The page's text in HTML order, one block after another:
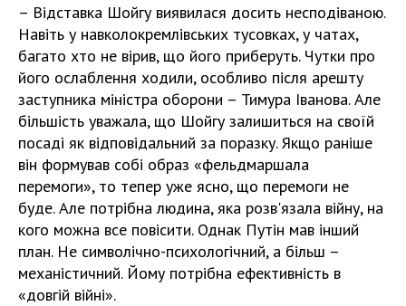
– Відставка Шойгу виявилася досить несподіваною.
Навіть у навколокремлівських тусовках, у чатах,
багато хто не вірив, що його приберуть. Чутки про
його ослаблення ходили, особливо після арешту
заступника міністра оборони – Тимура Іванова. Але
більшість уважала, що Шойгу залишиться на своїй
посаді як відповідальний за поразку. Якщо раніше
він формував собі образ «фельдмаршала
перемоги», то тепер уже ясно, що перемоги не
буде. Але потрібна людина, яка розв'язала війну, на
кого можна все повісити. Однак Путін мав інший
план. Не символічно-психологічний, а більш –
механістичний. Йому потрібна ефективність в
«довгій війні».